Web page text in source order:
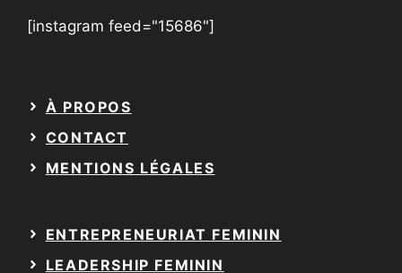
[instagram feed="15686"]
À PROPOS
CONTACT
MENTIONS LÉGALES
ENTREPRENEURIAT FEMININ
LEADERSHIP FEMININ